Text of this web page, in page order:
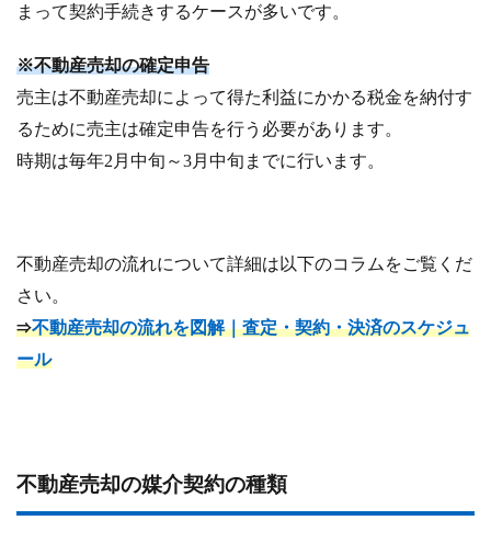
まって契約手続きするケースが多いです。
※不動産売却の確定申告
売主は不動産売却によって得た利益にかかる税金を納付す
るために売主は確定申告を行う必要があります。
時期は毎年2月中旬～3月中旬までに行います。
不動産売却の流れについて詳細は以下のコラムをご覧くだ
さい。
⇒不動産売却の流れを図解｜査定・契約・決済のスケジュ
ール
不動産売却の媒介契約の種類